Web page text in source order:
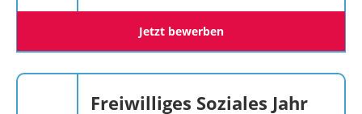
Jetzt bewerben
Freiwilliges Soziales Jahr